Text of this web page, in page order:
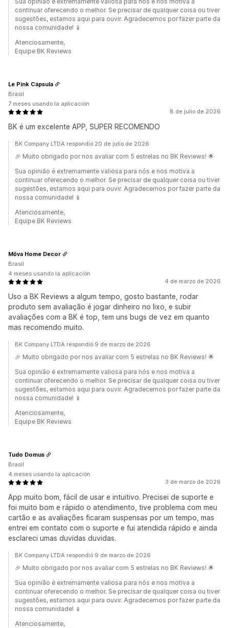
continuar oferecendo o melhor. Se precisar de qualquer coisa ou tiver
sugestões, estamos aqui para ouvir. Agradecemos por fazer parte da
nossa comunidade! 📱
Atenciosamente,
Equipe BK Reviews
8 de julio de 2026
BK é um excelente APP, SUPER RECOMENDO
Le Pink Cápsula
Brasil
7 meses usando la aplicación
BK Company LTDA respondió 20 de julio de 2026
🎉 Muito obrigado por nos avaliar com 5 estrelas no BK Reviews! 🌟
Sua opinião é extremamente valiosa para nós e nos motiva a
continuar oferecendo o melhor. Se precisar de qualquer coisa ou tiver
sugestões, estamos aqui para ouvir. Agradecemos por fazer parte da
nossa comunidade! 📱
Atenciosamente,
Equipe BK Reviews
4 de marzo de 2026
Uso a BK Reviews a algum tempo, gosto bastante, rodar
produto sem avaliação é jogar dinheiro no lixo, e subir
avaliações com a BK é top, tem uns bugs de vez em quanto
mas recomendo muito.
Mōva Home Decor
Brasil
4 meses usando la aplicación
BK Company LTDA respondió 9 de marzo de 2026
🎉 Muito obrigado por nos avaliar com 5 estrelas no BK Reviews! 🌟
Sua opinião é extremamente valiosa para nós e nos motiva a
continuar oferecendo o melhor. Se precisar de qualquer coisa ou tiver
sugestões, estamos aqui para ouvir. Agradecemos por fazer parte da
nossa comunidade! 📱
Atenciosamente,
Equipe BK Reviews
3 de marzo de 2026
App muito bom, fácil de usar e intuitivo. Precisei de suporte e
foi muito bom e rápido o atendimento, tive problema com meu
cartão e as avaliações ficaram suspensas por um tempo, mas
entrei em contato com o suporte e fui atendida rápido e ainda
esclareci umas duvidas duvidas.
Tudo Domus
Brasil
4 meses usando la aplicación
BK Company LTDA respondió 9 de marzo de 2026
🎉 Muito obrigado por nos avaliar com 5 estrelas no BK Reviews! 🌟
Sua opinião é extremamente valiosa para nós e nos motiva a
continuar oferecendo o melhor. Se precisar de qualquer coisa ou tiver
sugestões, estamos aqui para ouvir. Agradecemos por fazer parte da
nossa comunidade! 📱
Atenciosamente,